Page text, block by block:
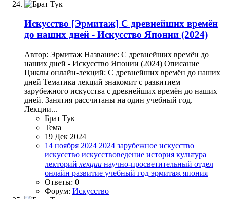
Искусство [Эрмитаж] С древнейших времён
до наших дней - Искусство Японии (2024)
Автор: Эрмитаж Название: С древнейших времён до
наших дней - Искусство Японии (2024) Описание
Циклы онлайн-лекций: С древнейших времён до наших
дней Тематика лекций знакомит с развитием
зарубежного искусства с древнейших времён до наших
дней. Занятия рассчитаны на один учебный год.
Лекции...
Брат Тук
Тема
19 Дек 2024
14 ноября 2024 2024 зарубежное искусство
искусство искусствоведение история культура
лекторий лекции научно-просветительный отдел
онлайн развитие учебный год эрмитаж япония
Ответы: 0
Форум: Искусство